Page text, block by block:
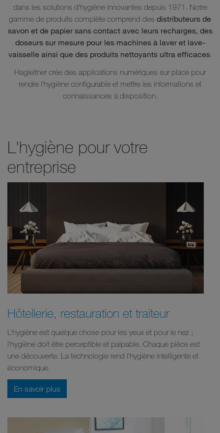
dans les solutions d’hygiène innovantes depuis 1971. Notre
gamme de produits complète comprend des distributeurs de
savon et de papier sans contact avec leurs recharges, des
doseurs sur mesure pour les machines à laver et lave-
vaisselle ainsi que des produits nettoyants ultra efficaces.
Hagleitner crée des applications numériques sur place pour
rendre l’hygiène configurable et mettre les informations et
connaissances à disposition.
L'hygiène pour votre
entreprise
Hôtellerie, restauration et traiteur
L’hygiène est quelque chose pour les yeux et pour le nez ;
l’hygiène doit être perceptible et palpable. Chaque pièce est
une découverte. La technologie rend l’hygiène intelligente et
économique.
En savoir plus